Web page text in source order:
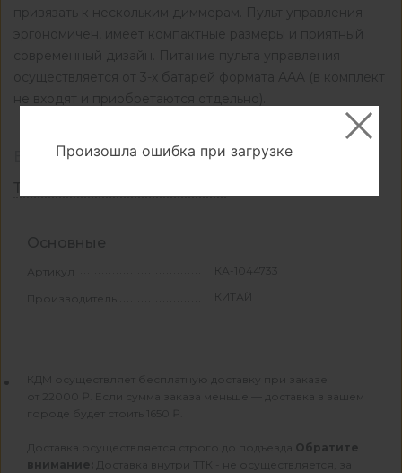
привязать к нескольким диммерам. Пульт управления
эргономичен, имеет компактные размеры и приятный
современный дизайн. Питание пульта управления
осуществляется от 3-х батарей формата AAA (в комплект
не входят и приобретаются отдельно).
Все характеристики
Техническая документация
Основные
Артикул КА-1044733
Производитель КИТАЙ
КДМ осуществляет бесплатную доставку при заказе
от 22000 ₽. Если сумма заказа меньше — доставка в вашем
городе будет стоить 1650 ₽.
Доставка осуществляется строго до подъезда. Обратите
внимание:
Доставка внутри ТТК - не осуществляется, за
Произошла ошибка при загрузке